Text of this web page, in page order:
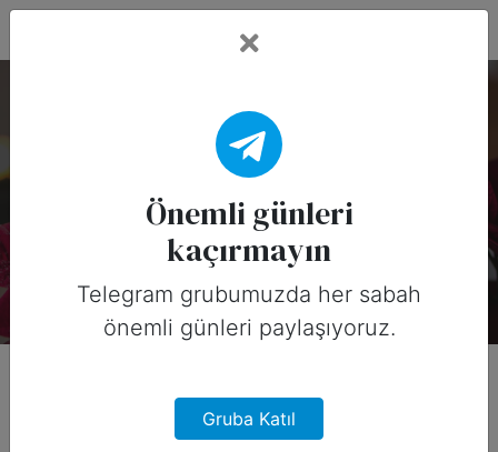
Meksika'da Aralık
Ayının Önemli Günleri
6 yıl önce
Önemli günleri
kaçırmayın
Telegram grubumuzda her sabah
önemli günleri paylaşıyoruz.
Gruba Katıl